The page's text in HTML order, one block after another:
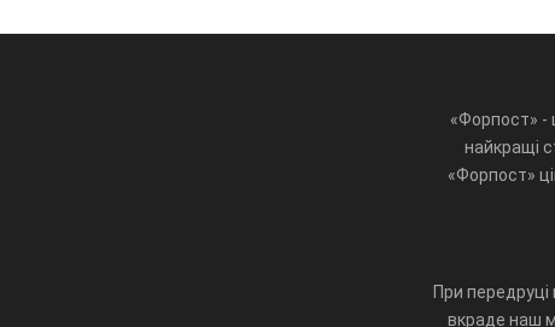
«Форпост» -
найкращі
«Форпост»
При
вкраде наш